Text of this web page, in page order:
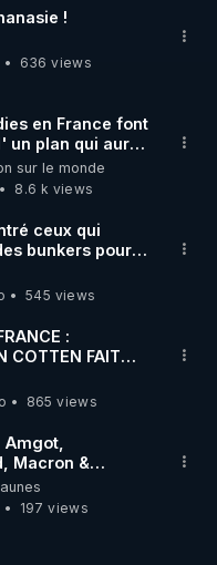
de méditation et
!
636 views
en France font
un plan qui aurait
septembre 2001
sur le monde
8.6 k views
ceux qui
bunkers pour
fin du monde
545 views
:
COTTEN FAIT
découverte
865 views
Amgot,
Macron &
Macron Claude
18 X 2024
197 views